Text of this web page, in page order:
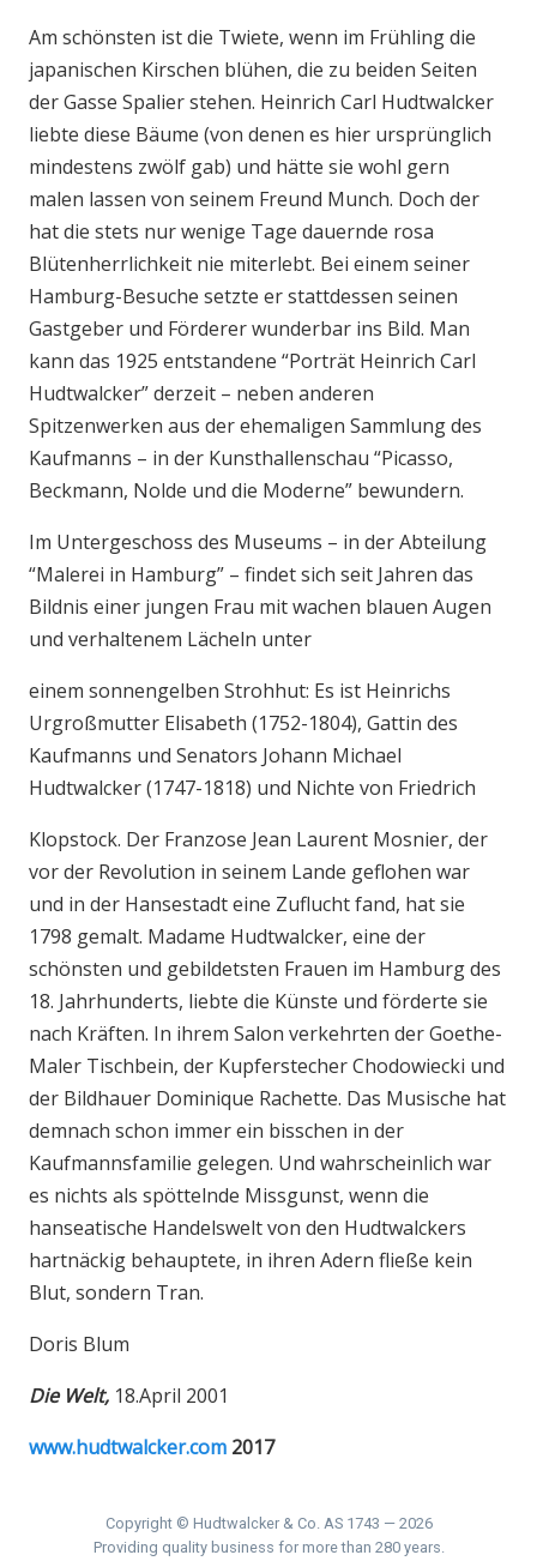
Am schönsten ist die Twiete, wenn im Frühling die
japanischen Kirschen blühen, die zu beiden Seiten
der Gasse Spalier stehen. Heinrich Carl Hudtwalcker
liebte diese Bäume (von denen es hier ursprünglich
mindestens zwölf gab) und hätte sie wohl gern
malen lassen von seinem Freund Munch. Doch der
hat die stets nur wenige Tage dauernde rosa
Blütenherrlichkeit nie miterlebt. Bei einem seiner
Hamburg-Besuche setzte er stattdessen seinen
Gastgeber und Förderer wunderbar ins Bild. Man
kann das 1925 entstandene “Porträt Heinrich Carl
Hudtwalcker” derzeit – neben anderen
Spitzenwerken aus der ehemaligen Sammlung des
Kaufmanns – in der Kunsthallenschau “Picasso,
Beckmann, Nolde und die Moderne” bewundern.
Im Untergeschoss des Museums – in der Abteilung
“Malerei in Hamburg” – findet sich seit Jahren das
Bildnis einer jungen Frau mit wachen blauen Augen
und verhaltenem Lächeln unter
einem sonnengelben Strohhut: Es ist Heinrichs
Urgroßmutter Elisabeth (1752-1804), Gattin des
Kaufmanns und Senators Johann Michael
Hudtwalcker (1747-1818) und Nichte von Friedrich
Klopstock. Der Franzose Jean Laurent Mosnier, der
vor der Revolution in seinem Lande geflohen war
und in der Hansestadt eine Zuflucht fand, hat sie
1798 gemalt. Madame Hudtwalcker, eine der
schönsten und gebildetsten Frauen im Hamburg des
18. Jahrhunderts, liebte die Künste und förderte sie
nach Kräften. In ihrem Salon verkehrten der Goethe-
Maler Tischbein, der Kupferstecher Chodowiecki und
der Bildhauer Dominique Rachette. Das Musische hat
demnach schon immer ein bisschen in der
Kaufmannsfamilie gelegen. Und wahrscheinlich war
es nichts als spöttelnde Missgunst, wenn die
hanseatische Handelswelt von den Hudtwalckers
hartnäckig behauptete, in ihren Adern fließe kein
Blut, sondern Tran.
Doris Blum
Die Welt, 18.April 2001
www.hudtwalcker.com 2017
Copyright © Hudtwalcker & Co. AS 1743 — 2026
Providing quality business for more than 280 years.